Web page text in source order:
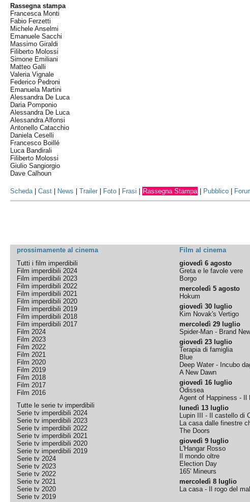
Rassegna stampa
Francesca Monti
Fabio Ferzetti
Michele Anselmi
Emanuele Sacchi
Massimo Giraldi
Filiberto Molossi
Simone Emiliani
Matteo Galli
Valeria Vignale
Federico Pedroni
Emanuela Martini
Alessandra De Luca
Daria Pomponio
Alessandra De Luca
Alessandra Alfonsi
Antonello Catacchio
Daniela Ceselli
Francesco Boillé
Luca Bandirali
Filiberto Molossi
Giulio Sangiorgio
Dave Calhoun
Scheda|Cast News |Trailer Foto Frasi Rassegna Stampa Pubblico
prossimamente al cinema Film al cinema
Tutti i film imperdibili
Film imperdibili 2024
Film imperdibili 2023
Film imperdibili 2022
Film imperdibili 2021
Film imperdibili 2020
Film imperdibili 2019
Film imperdibili 2018
Film imperdibili 2017
Film 2024
Film 2023
Film 2022
Film 2021
Film 2020
Film 2019
Film 2018
Film 2017
Film 2016
Tutte le serie tv imperdibili
Serie tv imperdibili 2024
Serie tv imperdibili 2023
Serie tv imperdibili 2022
Serie tv imperdibili 2021
Serie tv imperdibili 2020
Serie tv imperdibili 2019
Serie tv 2024
Serie tv 2023
Serie tv 2022
Serie tv 2021
Serie tv 2020
Serie tv 2019
giovedì 6 agosto
Greta e le favole vere
Borgo
mercoledì 5 agosto
Hokum
giovedì 30 luglio
Kim Novak's Vertigo
mercoledì 29 luglio
Spider-Man - Brand
giovedì 23 luglio
Terapia di famiglia
Blue
Deep Water - Incubo
A New Dawn
giovedì 16 luglio
Odissea
Agent of Happiness - Il
lunedì 13 luglio
Lupin III - Il castello di
La casa dalle finestre
The Doors
giovedì 9 luglio
L'Hangar Rosso
Il mondo oltre
Election Day
165' Mineurs
mercoledì 8 luglio
La casa - Il rogo del